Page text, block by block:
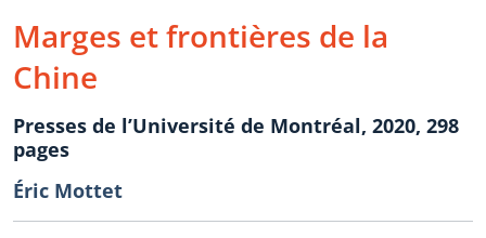
Marges et frontières de la
Chine
Presses de l’Université de Montréal, 2020, 298
pages
Éric Mottet